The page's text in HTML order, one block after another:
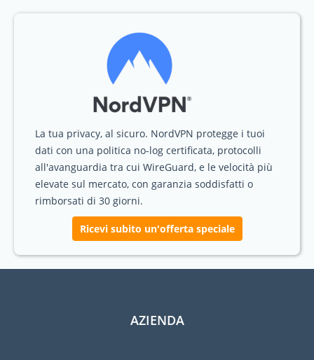
La tua privacy, al sicuro. NordVPN protegge i tuoi
dati con una politica no-log certificata, protocolli
all'avanguardia tra cui WireGuard, e le velocità più
elevate sul mercato, con garanzia soddisfatti o
rimborsati di 30 giorni.
Ricevi subito un'offerta speciale
AZIENDA